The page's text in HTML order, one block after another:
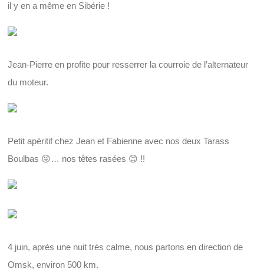
il y en a même en Sibérie !
Jean-Pierre en profite pour resserrer la courroie de l’alternateur
du moteur.
Petit apéritif chez Jean et Fabienne avec nos deux Tarass
Boulbas 😜… nos têtes rasées 😊 !!
4 juin, après une nuit très calme, nous partons en direction de
Omsk, environ 500 km.